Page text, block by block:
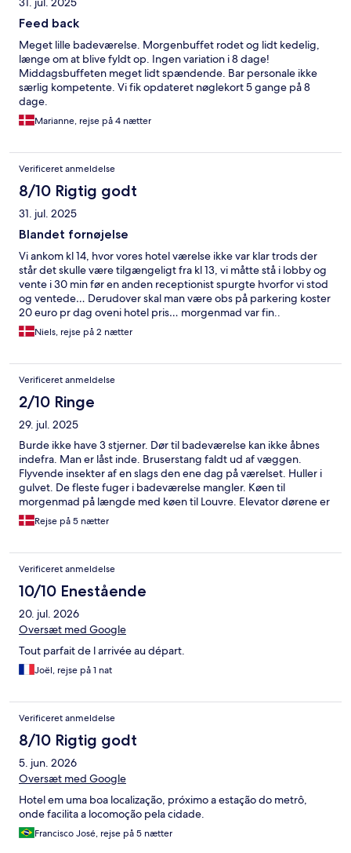
Feed back
Meget lille badeværelse. Morgenbuffet rodet og lidt kedelig,
længe om at blive fyldt op. Ingen variation i 8 dage!
Middagsbuffeten meget lidt spændende. Bar personale ikke
særlig kompetente. Vi fik opdateret nøglekort 5 gange på 8
dage.
Marianne, rejse på 4 nætter
Verificeret anmeldelse
8/10 Rigtig godt
31. jul. 2025
Blandet fornøjelse
Vi ankom kl 14, hvor vores hotel værelse ikke var klar trods der
står det skulle være tilgængeligt fra kl 13, vi måtte stå i lobby og
vente i 30 min før en anden receptionist spurgte hvorfor vi stod
og ventede… Derudover skal man være obs på parkering koster
20 euro pr dag oveni hotel pris… morgenmad var fin..
Niels, rejse på 2 nætter
Verificeret anmeldelse
2/10 Ringe
29. jul. 2025
Burde ikke have 3 stjerner. Dør til badeværelse kan ikke åbnes
indefra. Man er låst inde. Bruserstang faldt ud af væggen.
Flyvende insekter af en slags den ene dag på værelset. Huller i
gulvet. De fleste fuger i badeværelse mangler. Køen til
morgenmad på længde med køen til Louvre. Elevator dørene er
ustabile, ingen reagerer på nødklokken.
Rejse på 5 nætter
Verificeret anmeldelse
10/10 Enestående
20. jul. 2026
Oversæt med Google
Tout parfait de l arrivée au départ.
Joël, rejse på 1 nat
Verificeret anmeldelse
8/10 Rigtig godt
5. jun. 2026
Oversæt med Google
Hotel em uma boa localização, próximo a estação do metrô,
onde facilita a locomoção pela cidade.
Francisco José, rejse på 5 nætter